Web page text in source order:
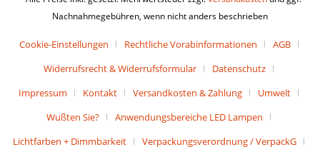
Nachnahmegebühren, wenn nicht anders beschrieben
Cookie-Einstellungen Rechtliche Vorabinformationen
AGB
Widerrufsrecht & Widerrufsformular
Datenschutz
Impressum
Kontakt Versandkosten & Zahlung
Umwelt
Wußten Sie?
Anwendungsbereiche LED Lampen
Lichtfarben + Dimmbarkeit
Verpackungsverordnung / VerpackG